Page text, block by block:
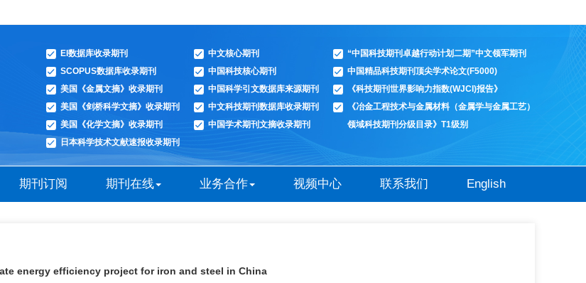
“中国科技期刊卓越行动计划二期”中文领军期刊
中国精品科技期刊顶尖学术论文(F5000)
《科技期刊世界影响力指数(WJCI)报告》
《冶金工程技术与金属材料（金属学与金属工艺）
领域科技期刊分级目录》T1级别
中文核心期刊
中国科技核心期刊
中国科学引文数据库来源期刊
中文科技期刊数据库收录期刊
中国学术期刊文摘收录期刊
EI数据库收录期刊
SCOPUS数据库收录期刊
美国《金属文摘》收录期刊
美国《剑桥科学文摘》收录期刊
美国《化学文摘》收录期刊
日本科学技术文献速报收录期刊
期刊订阅 期刊在线 业务合作 视频中心 联系我们 English
energy efficiency project for iron and steel in China